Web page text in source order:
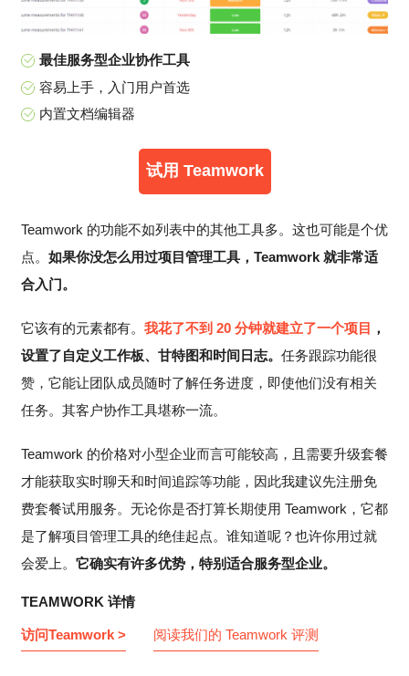
最佳服务型企业协作工具
容易上手，入门用户首选
内置文档编辑器
试用 Teamwork
Teamwork 的功能不如列表中的其他工具多。这也可能是个优
点。 如果你没怎么用过项目管理工具，Teamwork 就非常适
合入门。
它该有的元素都有。 我花了不到 20 分钟就建立了一个项目 ，
设置了自定义工作板、甘特图和时间日志。 任务跟踪功能很
赞，它能让团队成员随时了解任务进度，即使他们没有相关
任务。其客户协作工具堪称一流。
Teamwork 的价格对小型企业而言可能较高，且需要升级套餐
才能获取实时聊天和时间追踪等功能，因此我建议先注册免
费套餐试用服务。无论你是否打算长期使用 Teamwork，它都
是了解项目管理工具的绝佳起点。谁知道呢？也许你用过就
会爱上。 它确实有许多优势，特别适合服务型企业。
TEAMWORK 详情
访问Teamwork > 阅读我们的 Teamwork 评测